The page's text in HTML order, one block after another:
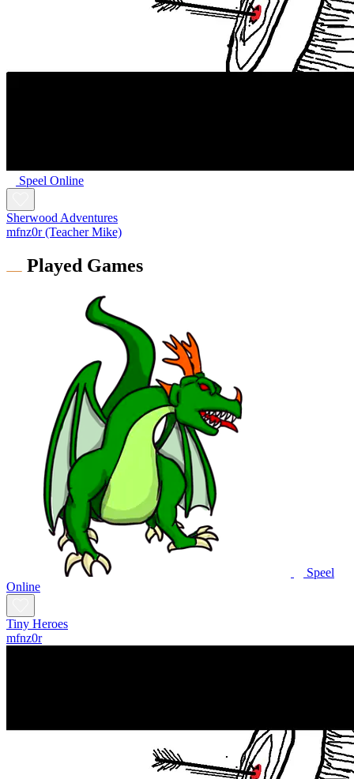
Speel Online
Sherwood Adventures
mfnz0r (Teacher Mike)
Played Games
Speel
Online
Tiny Heroes
mfnz0r